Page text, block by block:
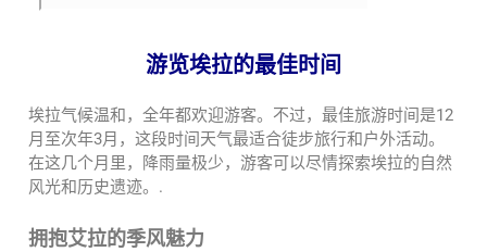
游览埃拉的最佳时间
埃拉气候温和，全年都欢迎游客。不过，最佳旅游时间是12
月至次年3月，这段时间天气最适合徒步旅行和户外活动。
在这几个月里，降雨量极少，游客可以尽情探索埃拉的自然
风光和历史遗迹。.
拥抱艾拉的季风魅力